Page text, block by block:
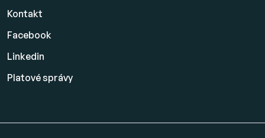
Kontakt
Facebook
Linkedin
Platovésprávy